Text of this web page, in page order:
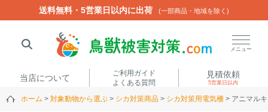
送料無料・5営業日以内に出荷 (一部商品・地域を除く)
メニュー
当店について
ご利用ガイド
よくある質問
見積依頼
5営業日以内
ホーム 対象動物から選ぶ シカ対策商品 シカ対策用電気柵 アニマル
送料無料・5営業日以内に出荷 (一部商品・地域を除く)
閉じる